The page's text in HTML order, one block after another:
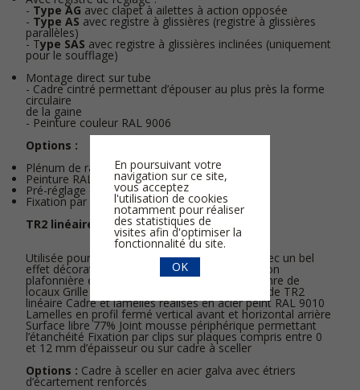
- Type AG avec clapet à ailettes à action opposée
- Type AS avec registre à glissières (registre à glissières
parallèles)
- Type SAS avec registre à glissières inclinées (uniquement
pour le soufflage)
Montage direct sur tube
- Cadre cintré permettant d’épouser au plus près la forme
circulaire
de la gaine
- Peinture couleur RAL 9006
Options :
Plénum de raccordement
Peinture RAL au choix
Pré-réglage d’usine RT44°, 84°, 110° ou 140°
Fixation par clips
TR2 linéaire :
Utilisée pour le soufflage et l’extraction d’air avec un bel
effet décoratif. Elle convient pour une disposition
plafonnière et murale et s’intègre dans tout genre de
locaux Grille double déflexion en forme de bande TR2
linéaire Cadre et lamelles réalisés en acier peint RAL 9010
Lamelles en profil fermé vertical avant et horizontal arrière
Surface libre 77% Joint mousse périphérique permettant
l’étanchéité Fixation par clips sur plaques compris entre 0
et 12 mm d’épaisseur ou sur cadre à sceller
Options : Cadre à sceller en acier galva avec étriers
d’écartement renforcés
En poursuivant votre
navigation sur ce site,
vous acceptez
l'utilisation de cookies
notamment pour réaliser
des statistiques de
visites afin d'optimiser la
fonctionnalité du site.
OK